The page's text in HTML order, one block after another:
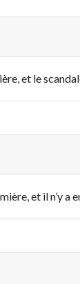
et le
et il n’y a